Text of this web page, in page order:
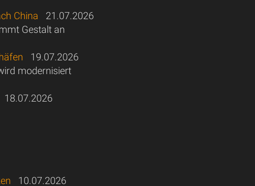
China 21.07.2026
Gestalt an
19.07.2026
modernisiert
18.07.2026
10.07.2026